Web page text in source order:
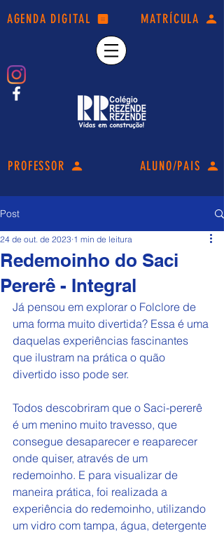
AGENDA DIGITAL MATRÍCULA
PROFESSOR ALUNO/PAIS
Post
Redemoinho do Saci
Pererê - Integral
24 de out. de 2023 1 min de leitura
Já pensou em explorar o Folclore de
uma forma muito divertida? Essa é uma
daquelas experiências fascinantes
que ilustram na prática o quão
divertido isso pode ser.
Todos descobriram que o Saci-pererê
é um menino muito travesso, que
consegue desaparecer e reaparecer
onde quiser, através de um
redemoinho. E para visualizar de
maneira prática, foi realizada a
experiência do redemoinho, utilizando
um vidro com tampa, água, detergente